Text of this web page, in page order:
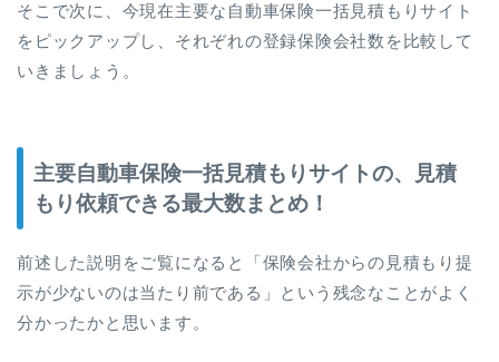
そこで次に、今現在主要な自動車保険一括見積もりサイト
をピックアップし、それぞれの登録保険会社数を比較して
いきましょう。
主要自動車保険一括見積もりサイトの、見積
もり依頼できる最大数まとめ！
前述した説明をご覧になると「保険会社からの見積もり提
示が少ないのは当たり前である」という残念なことがよく
分かったかと思います。